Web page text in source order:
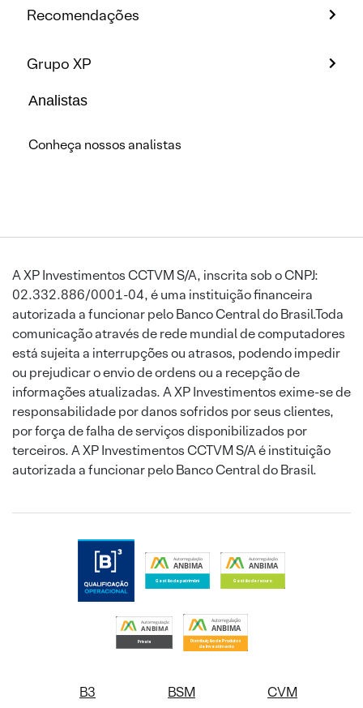
Recomendações
Grupo XP
Analistas
Conheça nossos analistas
A XP Investimentos CCTVM S/A, inscrita sob o CNPJ:
02.332.886/0001-04, é uma instituição financeira
autorizada a funcionar pelo Banco Central do Brasil.Toda
comunicação através de rede mundial de computadores
está sujeita a interrupções ou atrasos, podendo impedir
ou prejudicar o envio de ordens ou a recepção de
informações atualizadas. A XP Investimentos exime-se de
responsabilidade por danos sofridos por seus clientes,
por força de falha de serviços disponibilizados por
terceiros. A XP Investimentos CCTVM S/A é instituição
autorizada a funcionar pelo Banco Central do Brasil.
B3 BSM CVM